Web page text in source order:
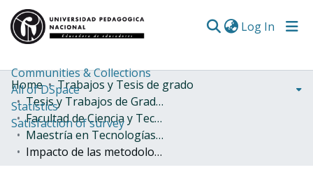
Log In
Communities & Collections
All of DSpace
Statistics
Satisfaction of survey
Home
Trabajos y Tesis de grado
Tesis y Trabajos de Grado (Posgrado)
Facultad de Ciencia y Tecnología
Maestría en Tecnologías de la Información aplicadas a la Educación
Impacto de las metodologías ambiente virtual y aula invertida en el aprendizaje de valoración general del paciente, reanimación cardiopulmonar y atención a trauma torácico en brigadistas.